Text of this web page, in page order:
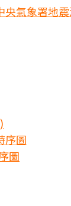
央氣象署地
序圖
圖